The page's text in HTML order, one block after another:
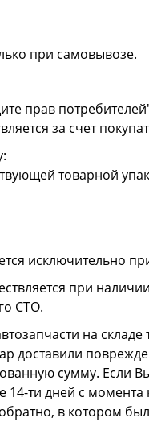
при самовывозе.
прав
за счет
товарной
исключительно
при
СТО.
на
доставили
сумму. Если
14-ти дней с
в котором